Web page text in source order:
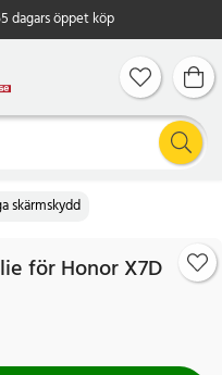
dagars öppet köp
skärmskydd
för Honor X7D